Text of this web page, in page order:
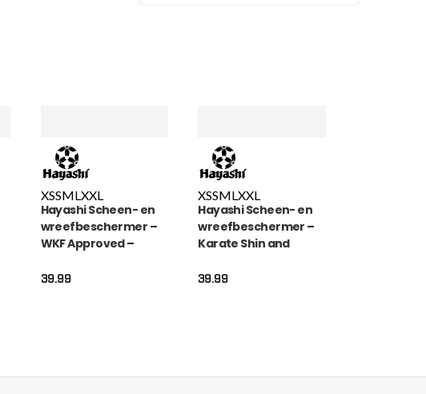
XSSMLXXL
Hayashi Scheen- en
wreefbeschermer –
WKF Approved –
39.99
XSSMLXXL
Hayashi Scheen- en
wreefbeschermer –
Karate Shin and
Approved – Rood
39.99